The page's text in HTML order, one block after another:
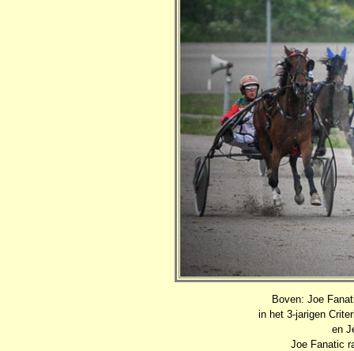
Boven: Joe
in het 3-jarigen
en
Joe Fanatic